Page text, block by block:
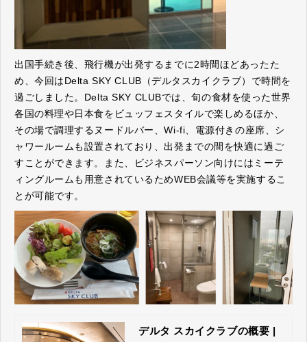
出国手続き後、飛行機が出発するまでに2時間ほどあったた
め、今回はDelta SKY CLUB（デルタスカイクラブ）で時間を
過ごしました。Delta SKY CLUBでは、旬の食材を使った世界
各国の料理や日本食をビュッフェスタイルで楽しめるほか、
その場で調理するヌードルバー、Wi-fi、電源付きの座席、シ
ャワールームも設置されており、出発までの間を快適に過ご
すことができます。また、ビジネスパーソン向けにはミーテ
ィングルームも用意されているためWEB会議等を実施するこ
とが可能です。
デルタ スカイクラブの概要 |